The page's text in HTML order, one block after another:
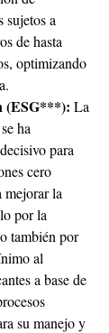
sujetos a
de hasta
optimizando
(ESG***): La
ha
para
cero
mejorar la
por la
también por
al
a base de
su manejo y